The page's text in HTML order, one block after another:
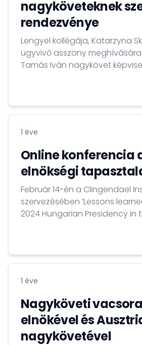
nagyköveteknek
rendezvénye
Lengyel kollégája, Katarzyna
ügyvivő asszony
Tamás Iván nagykövet
Alexander Mattelaer tartott
aspektusairól.
1 éve
Online konferencia
elnökségi
Február 14-én a Clingendael
szervezésében ’Lessons
2024 Hungarian Presidency in
került online konferencián dr.
elnökség eredményeiről,
programjait Belgiumban és
1 éve
Nagyköveti vacsora
elnökével és
nagykövetével